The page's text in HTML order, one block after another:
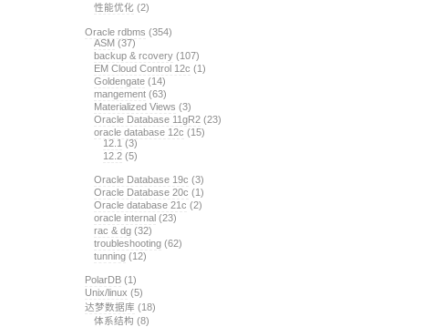
性能优化 (2)
Oracle rdbms (354)
ASM (37)
backup & rcovery (107)
EM Cloud Control 12c (1)
Goldengate (14)
mangement (63)
Materialized Views (3)
Oracle Database 11gR2 (23)
oracle database 12c (15)
12.1 (3)
12.2 (5)
Oracle Database 19c (3)
Oracle Database 20c (1)
Oracle database 21c (2)
oracle internal (23)
rac & dg (32)
troubleshooting (62)
tunning (12)
PolarDB (1)
Unix/linux (5)
达梦数据库 (18)
体系结构 (8)